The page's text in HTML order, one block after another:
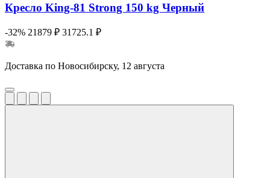
Кресло King-81 Strong 150 kg Черный
-32% 21879 ₽ 31725.1 ₽
Доставка по Новосибирску, 12 августа